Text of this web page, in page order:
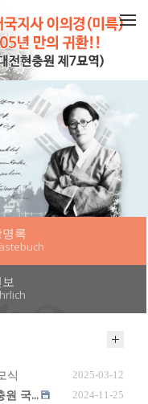
록
식 2025-03-12
원 국... 2024-11-25